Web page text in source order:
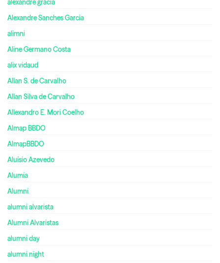
alexandre gracia
Alexandre Sanches Garcia
alimni
Aline Germano Costa
alix vidaud
Allan S. de Carvalho
Allan Silva de Carvalho
Allexandro E. Mori Coelho
Almap BBDO
AlmapBBDO
Aluísio Azevedo
Alumia
Alumni
alumni alvarista
Alumni Alvaristas
alumni day
alumni night